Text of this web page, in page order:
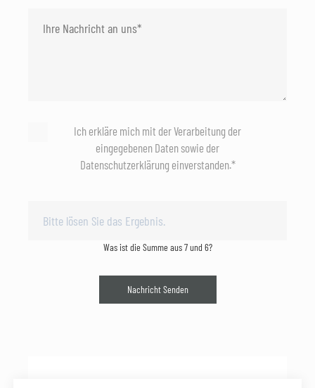
Ich erkläre mich mit der Verarbeitung der
eingegebenen Daten sowie der
Datenschutzerklärung einverstanden.*
Was ist die Summe aus 7 und 6?
Nachricht Senden